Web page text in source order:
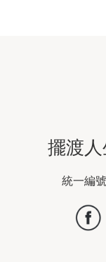
擺渡
統一編